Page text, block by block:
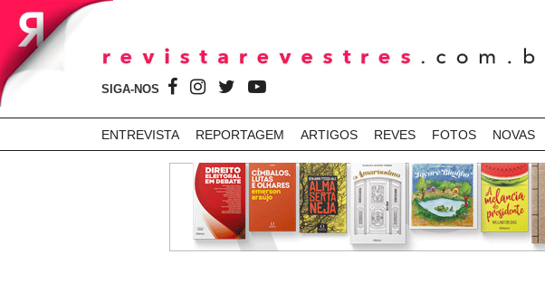
SIGA-NOS
ENTREVISTA REPORTAGEM ARTIGOS REVES FOTOS NOVAS